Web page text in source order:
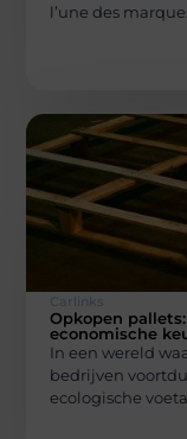
l’une des
Carlinks
Opkopen
economische
In een wereld
bedrijven
ecologische